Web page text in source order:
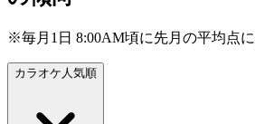
※毎月1日 8:00AM頃に先月の平均点
カラオケ人気順